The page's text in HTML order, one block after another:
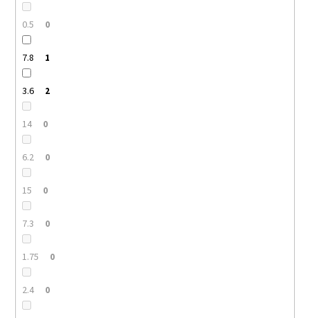
0.5 0
7.8 1
3.6 2
14 0
6.2 0
15 0
7.3 0
1.75 0
2.4 0